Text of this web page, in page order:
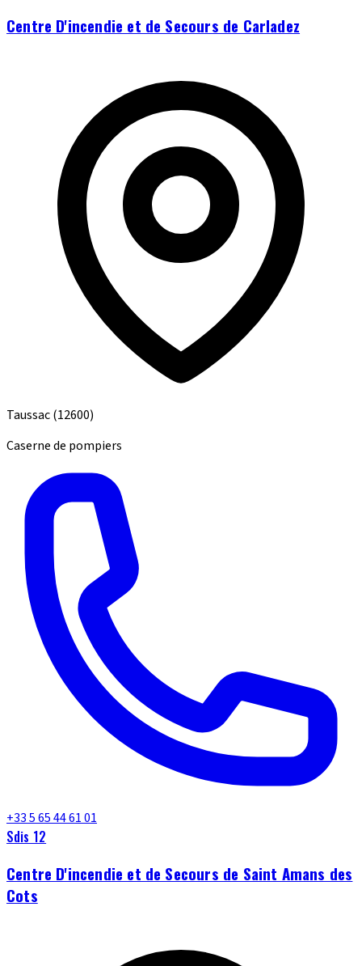
Centre D'incendie et de Secours de Carladez
Taussac(12600)
Caserne de pompiers
+33 5 65 44 61 01
Sdis 12
Centre D'incendie et de Secours de Saint Amans des
Cots